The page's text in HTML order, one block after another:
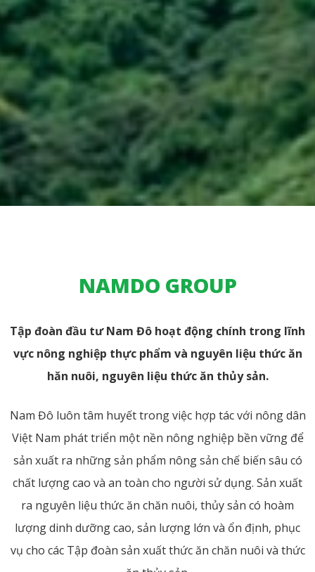
NAMDO GROUP
Tập đoàn đầu tư Nam Đô hoạt động chính trong lĩnh
vực nông nghiệp thực phẩm và nguyên liệu thức ăn
hăn nuôi, nguyên liệu thức ăn thủy sản.
Nam Đô luôn tâm huyết trong việc hợp tác với nông dân
Việt Nam phát triển một nền nông nghiệp bền vững để
sản xuất ra những sản phẩm nông sản chế biến sâu có
chất lượng cao và an toàn cho người sử dụng. Sản xuất
ra nguyên liệu thức ăn chăn nuôi, thủy sản có hoàm
lượng dinh dưỡng cao, sản lượng lớn và ổn định, phục
vụ cho các Tập đoàn sản xuất thức ăn chăn nuôi và thức